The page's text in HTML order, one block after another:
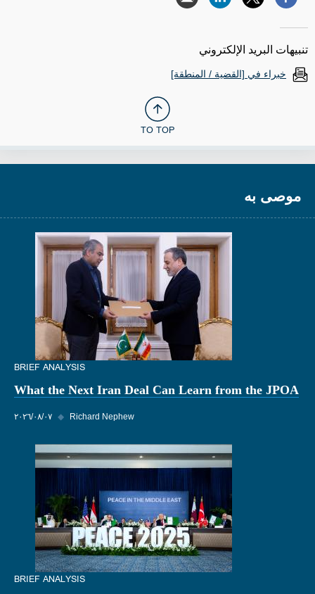
تنبيهات البريد الإلكتروني
خبراء في [القضية / المنطقة]
TO TOP
موصى به
BRIEF ANALYSIS
What the Next Iran Deal Can Learn from the JPOA
٠٧‏/٠٨‏/٢٠٢٦ ◆ Richard Nephew
BRIEF ANALYSIS